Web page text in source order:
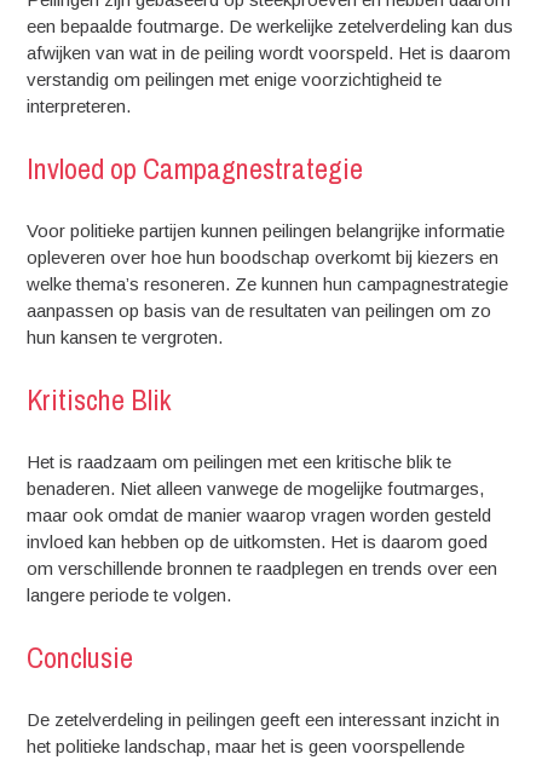
een bepaalde foutmarge. De werkelijke zetelverdeling kan dus
afwijken van wat in de peiling wordt voorspeld. Het is daarom
verstandig om peilingen met enige voorzichtigheid te
interpreteren.
Invloed op Campagnestrategie
Voor politieke partijen kunnen peilingen belangrijke informatie
opleveren over hoe hun boodschap overkomt bij kiezers en
welke thema’s resoneren. Ze kunnen hun campagnestrategie
aanpassen op basis van de resultaten van peilingen om zo
hun kansen te vergroten.
Kritische Blik
Het is raadzaam om peilingen met een kritische blik te
benaderen. Niet alleen vanwege de mogelijke foutmarges,
maar ook omdat de manier waarop vragen worden gesteld
invloed kan hebben op de uitkomsten. Het is daarom goed
om verschillende bronnen te raadplegen en trends over een
langere periode te volgen.
Conclusie
De zetelverdeling in peilingen geeft een interessant inzicht in
het politieke landschap, maar het is geen voorspellende